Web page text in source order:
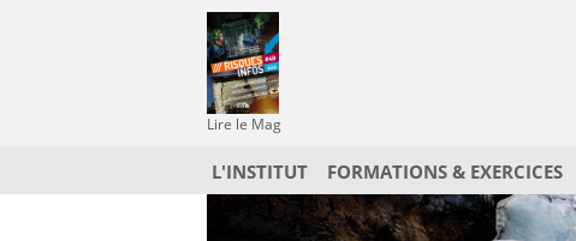
Lire le Mag
L'INSTITUT FORMATIONS & EXERCICES